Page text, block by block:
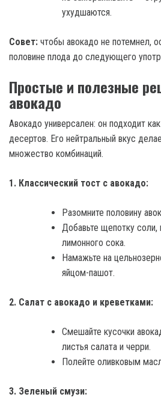
ухудшаются.
Совет: чтобы авокадо не потемнел,
половине плода до следующего
Простые и полезные
авокадо
Авокадо универсален: он подходит
десертов. Его нейтральный вкус
множество комбинаций.
1. Классический тост с авокадо:
Разомните половину
Добавьте щепотку соли,
лимонного сока.
Намажьте на
яйцом-пашот.
2. Салат с авокадо и креветками:
Смешайте кусочки
листья салата и черри.
Полейте оливковым
3. Зеленый смузи: